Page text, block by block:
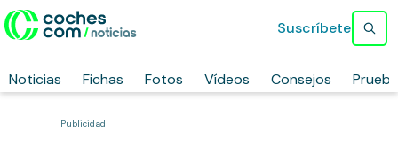
Noticias Fichas Fotos Vídeos Consejos
Suscríbete
Publicidad